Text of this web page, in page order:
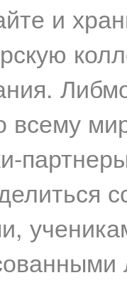
и
всему